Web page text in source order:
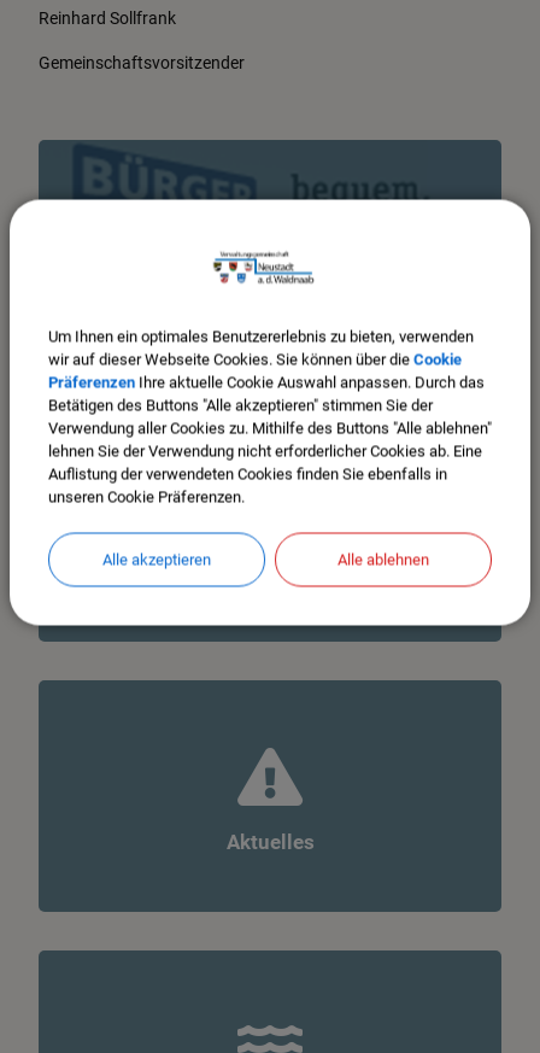
Reinhard Sollfrank
Gemeinschaftsvorsitzender
Kommunalwahl 2026
Aktuelles
Um Ihnen ein optimales Benutzererlebnis zu bieten, verwenden
wir auf dieser Webseite Cookies. Sie können über die Cookie
Präferenzen Ihre aktuelle Cookie Auswahl anpassen. Durch das
Betätigen des Buttons "Alle akzeptieren" stimmen Sie der
Verwendung aller Cookies zu. Mithilfe des Buttons "Alle ablehnen"
lehnen Sie der Verwendung nicht erforderlicher Cookies ab. Eine
Auflistung der verwendeten Cookies finden Sie ebenfalls in
unseren Cookie Präferenzen.
Alle akzeptieren Alle ablehnen